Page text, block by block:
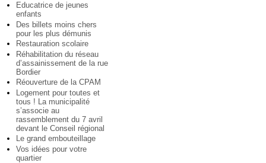
Educatrice de jeunes
enfants
Des billets moins chers
pour les plus démunis
Restauration scolaire
Réhabilitation du réseau
d’assainissement de la rue
Bordier
Réouverture de la CPAM
Logement pour toutes et
tous ! La municipalité
s’associe au
rassemblement du 7 avril
devant le Conseil régional
Le grand embouteillage
Vos idées pour votre
quartier